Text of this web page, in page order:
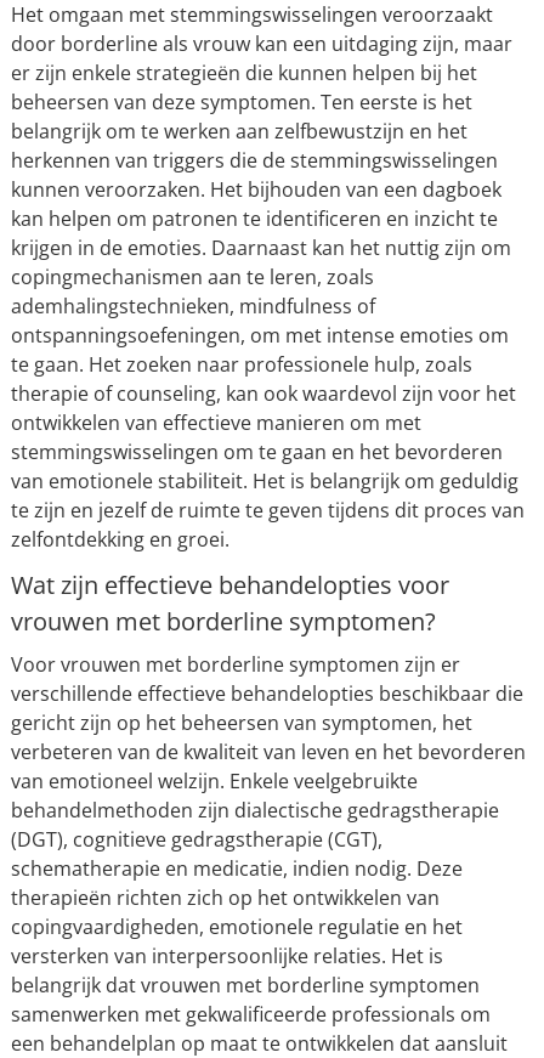
Het omgaan met stemmingswisselingen veroorzaakt
door borderline als vrouw kan een uitdaging zijn, maar
er zijn enkele strategieën die kunnen helpen bij het
beheersen van deze symptomen. Ten eerste is het
belangrijk om te werken aan zelfbewustzijn en het
herkennen van triggers die de stemmingswisselingen
kunnen veroorzaken. Het bijhouden van een dagboek
kan helpen om patronen te identificeren en inzicht te
krijgen in de emoties. Daarnaast kan het nuttig zijn om
copingmechanismen aan te leren, zoals
ademhalingstechnieken, mindfulness of
ontspanningsoefeningen, om met intense emoties om
te gaan. Het zoeken naar professionele hulp, zoals
therapie of counseling, kan ook waardevol zijn voor het
ontwikkelen van effectieve manieren om met
stemmingswisselingen om te gaan en het bevorderen
van emotionele stabiliteit. Het is belangrijk om geduldig
te zijn en jezelf de ruimte te geven tijdens dit proces van
zelfontdekking en groei.
Wat zijn effectieve behandelopties voor
vrouwen met borderline symptomen?
Voor vrouwen met borderline symptomen zijn er
verschillende effectieve behandelopties beschikbaar die
gericht zijn op het beheersen van symptomen, het
verbeteren van de kwaliteit van leven en het bevorderen
van emotioneel welzijn. Enkele veelgebruikte
behandelmethoden zijn dialectische gedragstherapie
(DGT), cognitieve gedragstherapie (CGT),
schematherapie en medicatie, indien nodig. Deze
therapieën richten zich op het ontwikkelen van
copingvaardigheden, emotionele regulatie en het
versterken van interpersoonlijke relaties. Het is
belangrijk dat vrouwen met borderline symptomen
samenwerken met gekwalificeerde professionals om
een behandelplan op maat te ontwikkelen dat aansluit